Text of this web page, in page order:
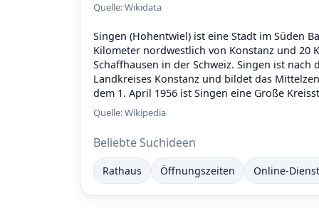
Quelle: Wikidata
Singen (Hohentwiel) ist eine Stadt im Süden
Kilometer nordwestlich von Konstanz und 20
Schaffhausen in der Schweiz. Singen ist
Landkreises Konstanz und bildet das
dem 1. April 1956 ist Singen eine Große
Quelle:Wikipedia
Beliebte Suchideen
Rathaus Öffnungszeiten Online-